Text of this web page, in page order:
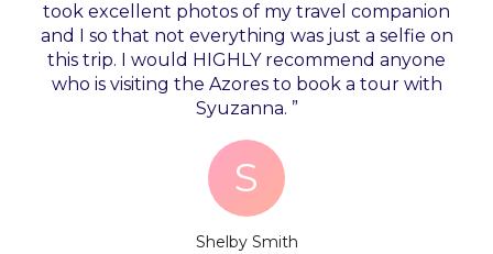
took excellent photos of my travel companion
and I so that not everything was just a selfie on
this trip. I would HIGHLY recommend anyone
who is visiting the Azores to book a tour with
Syuzanna. ”
S
Shelby Smith